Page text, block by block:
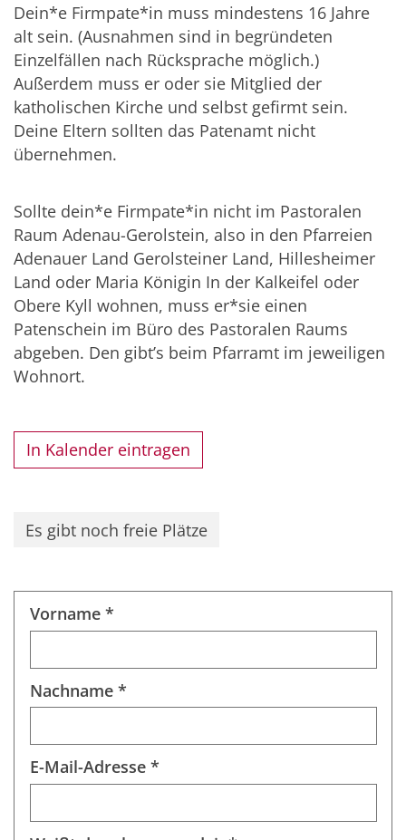
Dein*e Firmpate*in muss mindestens 16 Jahre
alt sein. (Ausnahmen sind in begründeten
Einzelfällen nach Rücksprache möglich.)
Außerdem muss er oder sie Mitglied der
katholischen Kirche und selbst gefirmt sein.
Deine Eltern sollten das Patenamt nicht
übernehmen.
Sollte dein*e Firmpate*in nicht im Pastoralen
Raum Adenau-Gerolstein, also in den Pfarreien
Adenauer Land Gerolsteiner Land, Hillesheimer
Land oder Maria Königin In der Kalkeifel oder
Obere Kyll wohnen, muss er*sie einen
Patenschein im Büro des Pastoralen Raums
abgeben. Den gibt’s beim Pfarramt im jeweiligen
Wohnort.
In Kalender eintragen
Es gibt noch freie Plätze
Vorname *
Nachname *
E-Mail-Adresse *